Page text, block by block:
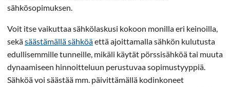
sähkösopimuksen.
Voit itse vaikuttaa sähkölaskusi kokoon monilla eri keinoilla,
sekäsäästämällä sähköäettä ajoittamalla sähkön kulutusta
edullisemmille tunneille, mikäli käytät pörssisähköä tai muuta
dynaamiseen hinnoitteluun perustuvaa sopimustyyppiä.
Sähköä voi säästää mm. päivittämällä kodinkoneet